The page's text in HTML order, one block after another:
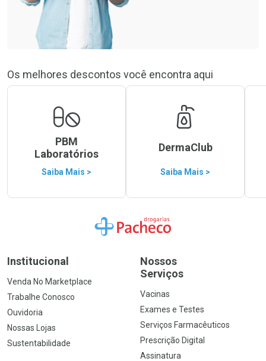
Os melhores descontos você encontra aqui
PBM
Laboratórios
Saiba Mais >
DermaClub
Saiba Mais >
Ir para a Home
Institucional
Venda No Marketplace
Trabalhe Conosco
Ouvidoria
Nossas Lojas
Sustentabilidade
Nossos
Serviços
Vacinas
Exames e Testes
Serviços Farmacêuticos
Prescrição Digital
Assinatura